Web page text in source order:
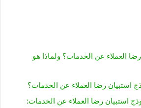
العملاء عن الخدمات؟ ولماذا هو
استبيان رضا العملاء عن الخدمات؟